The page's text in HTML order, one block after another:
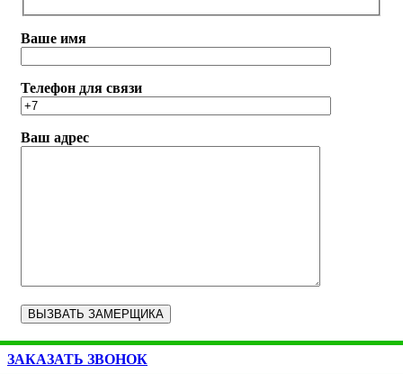
Ваше имя
Телефон для связи
Ваш адрес
ЗАКАЗАТЬ ЗВОНОК